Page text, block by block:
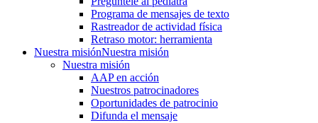
Programa de mensajes de texto
Rastre​​ador de activida​d física
Retraso motor: herramienta
Nuestra misiónNuestra misión
Nuestra misión
AAP en acción
Nuestros patrocinadores
Oportunidades de patrocinio
Difunda el mensaje